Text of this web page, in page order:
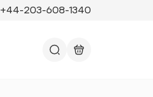
+44-203-608-1340